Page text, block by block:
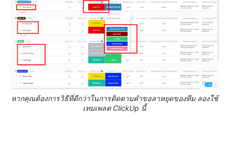
หากคุณต้องการวิธีที่ดีกว่าในการติดตามคำขอลาหยุดของทีม ลองใช้
เทมเพลต ClickUp นี้